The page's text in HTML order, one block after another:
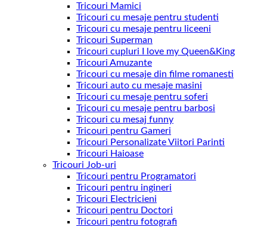
Tricouri Mamici
Tricouri cu mesaje pentru studenti
Tricouri cu mesaje pentru liceeni
Tricouri Superman
Tricouri cupluri I love my Queen&King
Tricouri Amuzante
Tricouri cu mesaje din filme romanesti
Tricouri auto cu mesaje masini
Tricouri cu mesaje pentru soferi
Tricouri cu mesaje pentru barbosi
Tricouri cu mesaj funny
Tricouri pentru Gameri
Tricouri Personalizate Viitori Parinti
Tricouri Haioase
Tricouri Job-uri
Tricouri pentru Programatori
Tricouri pentru ingineri
Tricouri Electricieni
Tricouri pentru Doctori
Tricouri pentru fotografi